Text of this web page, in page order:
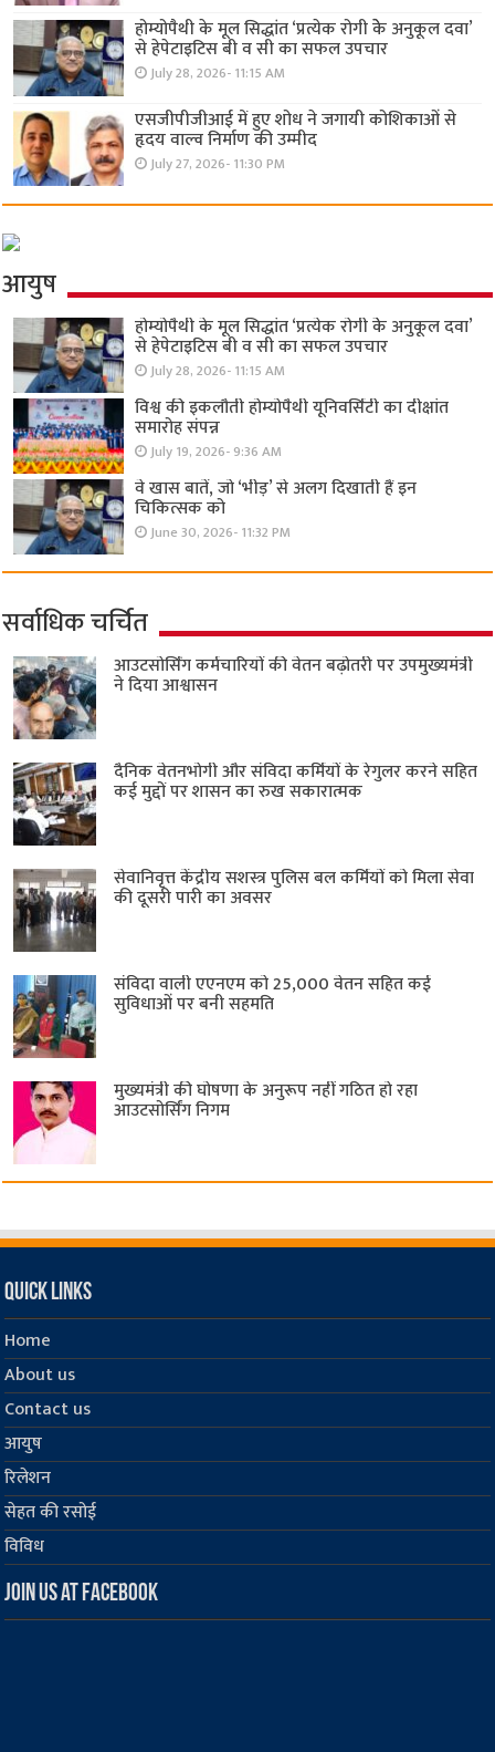
होम्योपैथी के मूल सिद्धांत ‘प्रत्येक रोगी केे अनुकूल दवा’
से हेपेटाइटिस बी व सी का सफल उपचार
July 28, 2026- 11:15 AM
एसजीपीजीआई में हुए शोध ने जगायी कोशिकाओं से
हृदय वाल्व निर्माण की उम्मीद
July 27, 2026- 11:30 PM
आयुष
होम्योपैथी के मूल सिद्धांत ‘प्रत्येक रोगी केे अनुकूल दवा’
से हेपेटाइटिस बी व सी का सफल उपचार
July 28, 2026- 11:15 AM
विश्व की इकलौती होम्योपैथी यूनिवर्सिटी का दीक्षांत
समारोह संपन्न
July 19, 2026- 9:36 AM
वे खास बातें, जो ‘भीड़’ से अलग दिखाती हैं इन
चिकित्सक को
June 30, 2026- 11:32 PM
सर्वाधिक चर्चित
आउटसोर्सिंग कर्मचारियों की वेतन बढ़ोतरी पर उपमुख्यमंत्री
ने दिया आश्वासन
दैनिक वेतनभोगी और संविदा कर्मियों के रेगुलर करने सहित
कई मुद्दों पर शासन का रुख सकारात्मक
सेवानिवृत्त केंद्रीय सशस्त्र पुलिस बल ​कर्मियों को मिला सेवा
की दूसरी पारी का अवसर
संविदा वाली एएनएम को 25,000 वेतन सहित कई
सुविधाओं पर बनी सहमति
मुख्यमंत्री की घोषणा के अनुरूप नहीं गठित हो रहा
आउटसोर्सिंग निगम
Quick Links
Home
About us
Contact us
आयुष
रिलेशन
सेहत की रसोई
विविध
Join us at Facebook